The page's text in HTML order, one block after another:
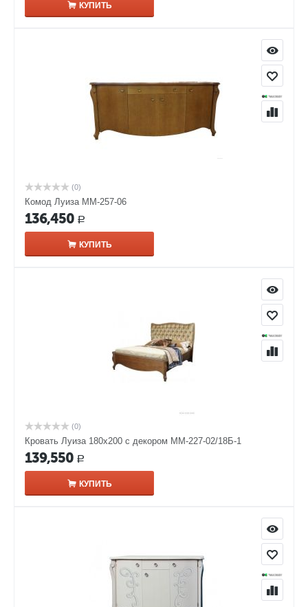
КУПИТЬ
(0)
Комод Луиза ММ-257-06
136,450 Р
КУПИТЬ
(0)
Кровать Луиза 180х200 с декором ММ-227-02/18Б-1
139,550 Р
КУПИТЬ